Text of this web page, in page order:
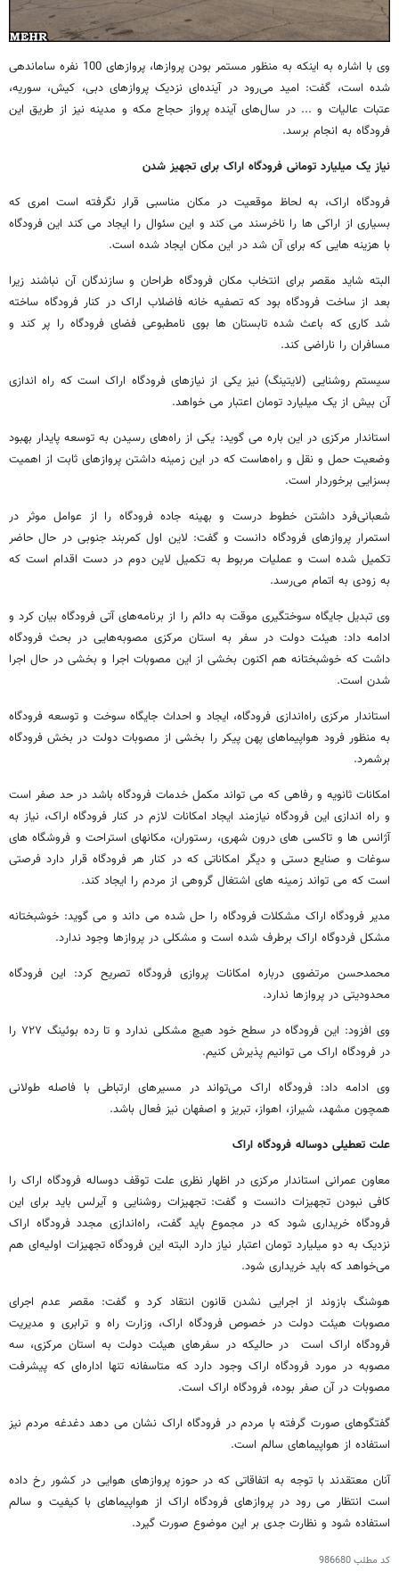
وی با اشاره به اینکه به منظور مستمر بودن پروازها، پروازهای 100 نفره ساماندهی
شده است، گفت: امید می‌رود در آینده‌ای نزدیک پرواز‌های دبی، کیش، سوریه،
عتبات عالیات و ... در سال‌های آینده پرواز حجاج مکه و مدینه نیز از طریق این
فرودگاه به انجام برسد.
نیاز یک میلیارد تومانی فرودگاه اراک برای تجهیز شدن
فرودگاه اراک، به لحاظ موقعیت در مکان مناسبی قرار نگرفته است امری که
بسیاری از اراکی ها را ناخرسند می کند و این سئوال را ایجاد می کند این فرودگاه
با هزینه هایی که برای آن شد در این مکان ایجاد شده است.
البته شاید مقصر برای انتخاب مکان فرودگاه طراحان و سازندگان آن نباشند زیرا
بعد از ساخت فرودگاه بود که تصفیه خانه فاضلاب اراک در کنار فرودگاه ساخته
شد کاری که باعث شده تابستان ها بوی نامطبوعی فضای فرودگاه را پر کند و
مسافران را ناراضی کند.
سیستم روشنایی (لایتینگ) نیز یکی از نیازهای فرودگاه اراک است که راه اندازی
آن بیش از یک میلیارد تومان اعتبار می خواهد.
استاندار مرکزی در این باره می گوید: یکی از راه‌‌های رسیدن به توسعه پایدار بهبود
وضعیت حمل و نقل و راه‌هاست که در این زمینه داشتن پروازهای ثابت از اهمیت
بسزایی برخوردار است.
شعبانی‌فرد داشتن خطوط درست و بهینه جاده فرودگاه را از عوامل موثر در
استمرار پروازهای فرودگاه دانست و گفت: لاین اول کمربند جنوبی در حال حاضر
تکمیل شده است و عملیات مربوط به تکمیل لاین دوم در دست اقدام است که
به زودی به اتمام می‌رسد.
وی تبدیل جایگاه سوختگیری موقت به دائم را از برنامه‌های آتی فرودگاه بیان کرد و
ادامه داد: هیئت دولت در سفر به استان مرکزی مصوبه‌هایی در بحث فرودگاه
داشت که خوشبختانه هم اکنون بخشی از این مصوبات اجرا و بخشی در حال اجرا
شدن است.
استاندار مرکزی راه‌اندازی فرودگاه، ایجاد و احداث جایگاه سوخت و توسعه فرودگاه
به منظور فرود هواپیماهای پهن پیکر را بخشی از مصوبات دولت در بخش فرودگاه
برشمرد.
امکانات ثانویه و رفاهی که می تواند مکمل خدمات فرودگاه باشد در حد صفر است
و راه اندازی این فرودگاه نیازمند ایجاد امکانات لازم در کنار فرودگاه اراک، نیاز به
آژانس ها و تاکسی های درون شهری، رستوران، مکانهای استراحت و فروشگاه های
سوغات و صنایع دستی و دیگر امکاناتی که در کنار هر فرودگاه قرار دارد فرصتی
است که می تواند زمینه های اشتغال گروهی از مردم را ایجاد کند.
مدیر فرودگاه اراک مشکلات فرودگاه را حل شده می داند و می گوید: خوشبختانه
مشکل فردوگاه اراک برطرف شده است و مشکلی در پروازها وجود ندارد.
محمدحسن مرتضوی درباره امکانات پروازی فرودگاه تصریح کرد: این فرودگاه
محدودیتی در پروازها ندارد.
وی افزود: این فرودگاه در سطح خود هیچ مشکلی ندارد و تا رده بوئینگ ۷۲۷ را
در فرودگاه اراک می توانیم پذیرش ‌کنیم.
وی ادامه داد: فرودگاه اراک می‌تواند در مسیرهای ارتباطی با فاصله طولانی
همچون مشهد، شیراز، اهواز، تبریز و اصفهان نیز فعال باشد.
علت تعطیلی دوساله فرودگاه اراک
معاون عمرانی استاندار مرکزی در اظهار نظری علت توقف دوساله فرودگاه اراک را
کافی نبودن تجهیزات دانست و گفت: تجهیزات روشنایی و آیرلس باید برای این
فرودگاه خریداری شود که در مجموع باید گفت، راه‌اندازی مجدد فرودگاه اراک
نزدیک به دو میلیارد تومان اعتبار نیاز دارد البته این فرودگاه تجهیزات اولیه‌ای هم
می‌خواهد که باید خریداری شود.
هوشنگ بازوند از اجرایی نشدن قانون انتقاد کرد و گفت: مقصر عدم اجرای
مصوبات هیئت دولت در خصوص فرودگاه اراک، وزارت راه و ترابری و مدیریت
فرودگاه اراک است در حالیکه در سفرهای هیئت دولت به استان مرکزی، سه
مصوبه در مورد فرودگاه اراک وجود دارد که متاسفانه تنها اداره‌ای که پیشرفت
مصوبات در آن صفر بوده، فرودگاه اراک است.
گفتگوهای صورت گرفته با مردم در فرودگاه اراک نشان می دهد دغدغه مردم نیز
استفاده از هواپیماهای سالم است.
آنان معتقدند با توجه به اتفاقاتی که در حوزه پروازهای هوایی در کشور رخ داده
است انتظار می رود در پروازهای فرودگاه اراک از هواپیماهای با کیفیت و سالم
استفاده شود و نظارت جدی بر این موضوع صورت گیرد.
کد مطلب986680